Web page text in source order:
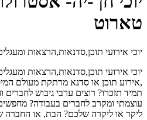
טארוט
יוכי אירועי תוכן,סדנאות,הרצאות
יוכי אירועי תוכן,סדנאות,הרצאות
,אירוע תוכן או סדנא מרתקת מעולם
תמיד תזכרו? רוצים ערבי גיבוש לחברים
עוצמתי ומקרב לחברים בעבודה? מחפשים
ליקר או ליקרה שלכם? הבת, או החברה